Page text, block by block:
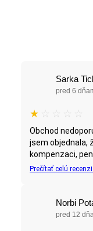
Sarka
pred 6
★ ☆ ☆ ☆ ☆
Obchod
jsem objednala,
kompenzaci,
Prečítať celú
Norbi
pred 12